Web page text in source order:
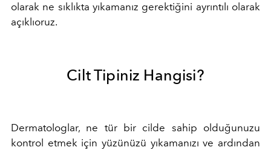
olarak ne sıklıkta yıkamanız gerektiğini ayrıntılı olarak
açıklıoruz.
Cilt Tipiniz Hangisi?
Dermatologlar, ne tür bir cilde sahip olduğunuzu
kontrol etmek için yüzünüzü yıkamanızı ve ardından